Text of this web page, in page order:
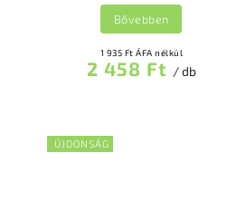
1 935 Ft ÁFA nélkül
2 458 Ft / db
Bővebben
ÚJDONSÁG